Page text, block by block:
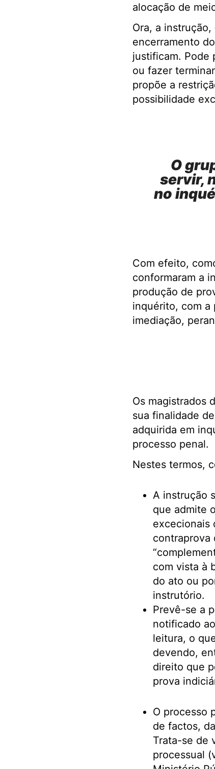
alocação de
Ora, a
encerramento
justificam. Pode
ou fazer
propõe a
possibilidade
O
servir,
no
Com efeito,
conformaram a
produção de
inquérito, com a
imediação,
Os magistrados
sua finalidade
adquirida em
processo penal.
Nestes termos,
A instrução
que admite
excecionais
contraprova
com vista à
do ato ou
instrutório.
Prevê-se a
notificado
leitura, o
devendo,
direito que
prova
O processo
de factos,
Trata-se de
processual